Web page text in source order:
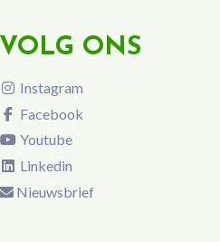
VOLG ONS
Instagram
Facebook
Youtube
Linkedin
Nieuwsbrief